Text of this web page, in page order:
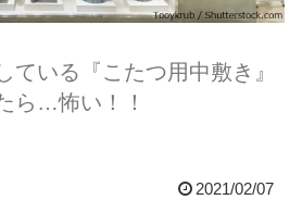
ている『こたつ用中敷き』
ら…怖い！！
2021/02/07